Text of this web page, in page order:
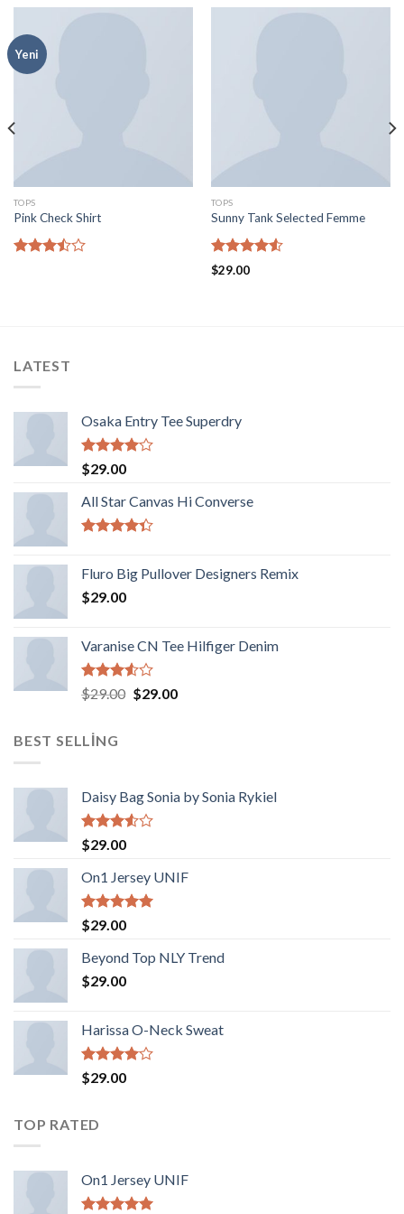
Yeni
TOPS
Pink Check Shirt
TOPS
Sunny Tank Selected Femme
5
$29.00
LATEST
Osaka Entry Tee Superdry
5
üzerinden
4.00oy
aldı
$29.00
All Star Canvas Hi Converse
4.33oy
aldı
Fluro Big Pullover Designers Remix
$29.00
Varanise CN Tee Hilfiger Denim
5
üzerinden
aldı
$29.00 Orijinal
$29.00Şu
BEST SELLING
Daisy Bag Sonia by Sonia Rykiel
5
üzerinden
3.50 oy
aldı
$29.00
On1 Jersey UNIF
5 üzerinden
5.00
aldı
$29.00
Beyond Top NLY Trend
$29.00
Harissa O-Neck Sweat
5
üzerinden
aldı
$29.00
TOP RATED
On1 Jersey UNIF